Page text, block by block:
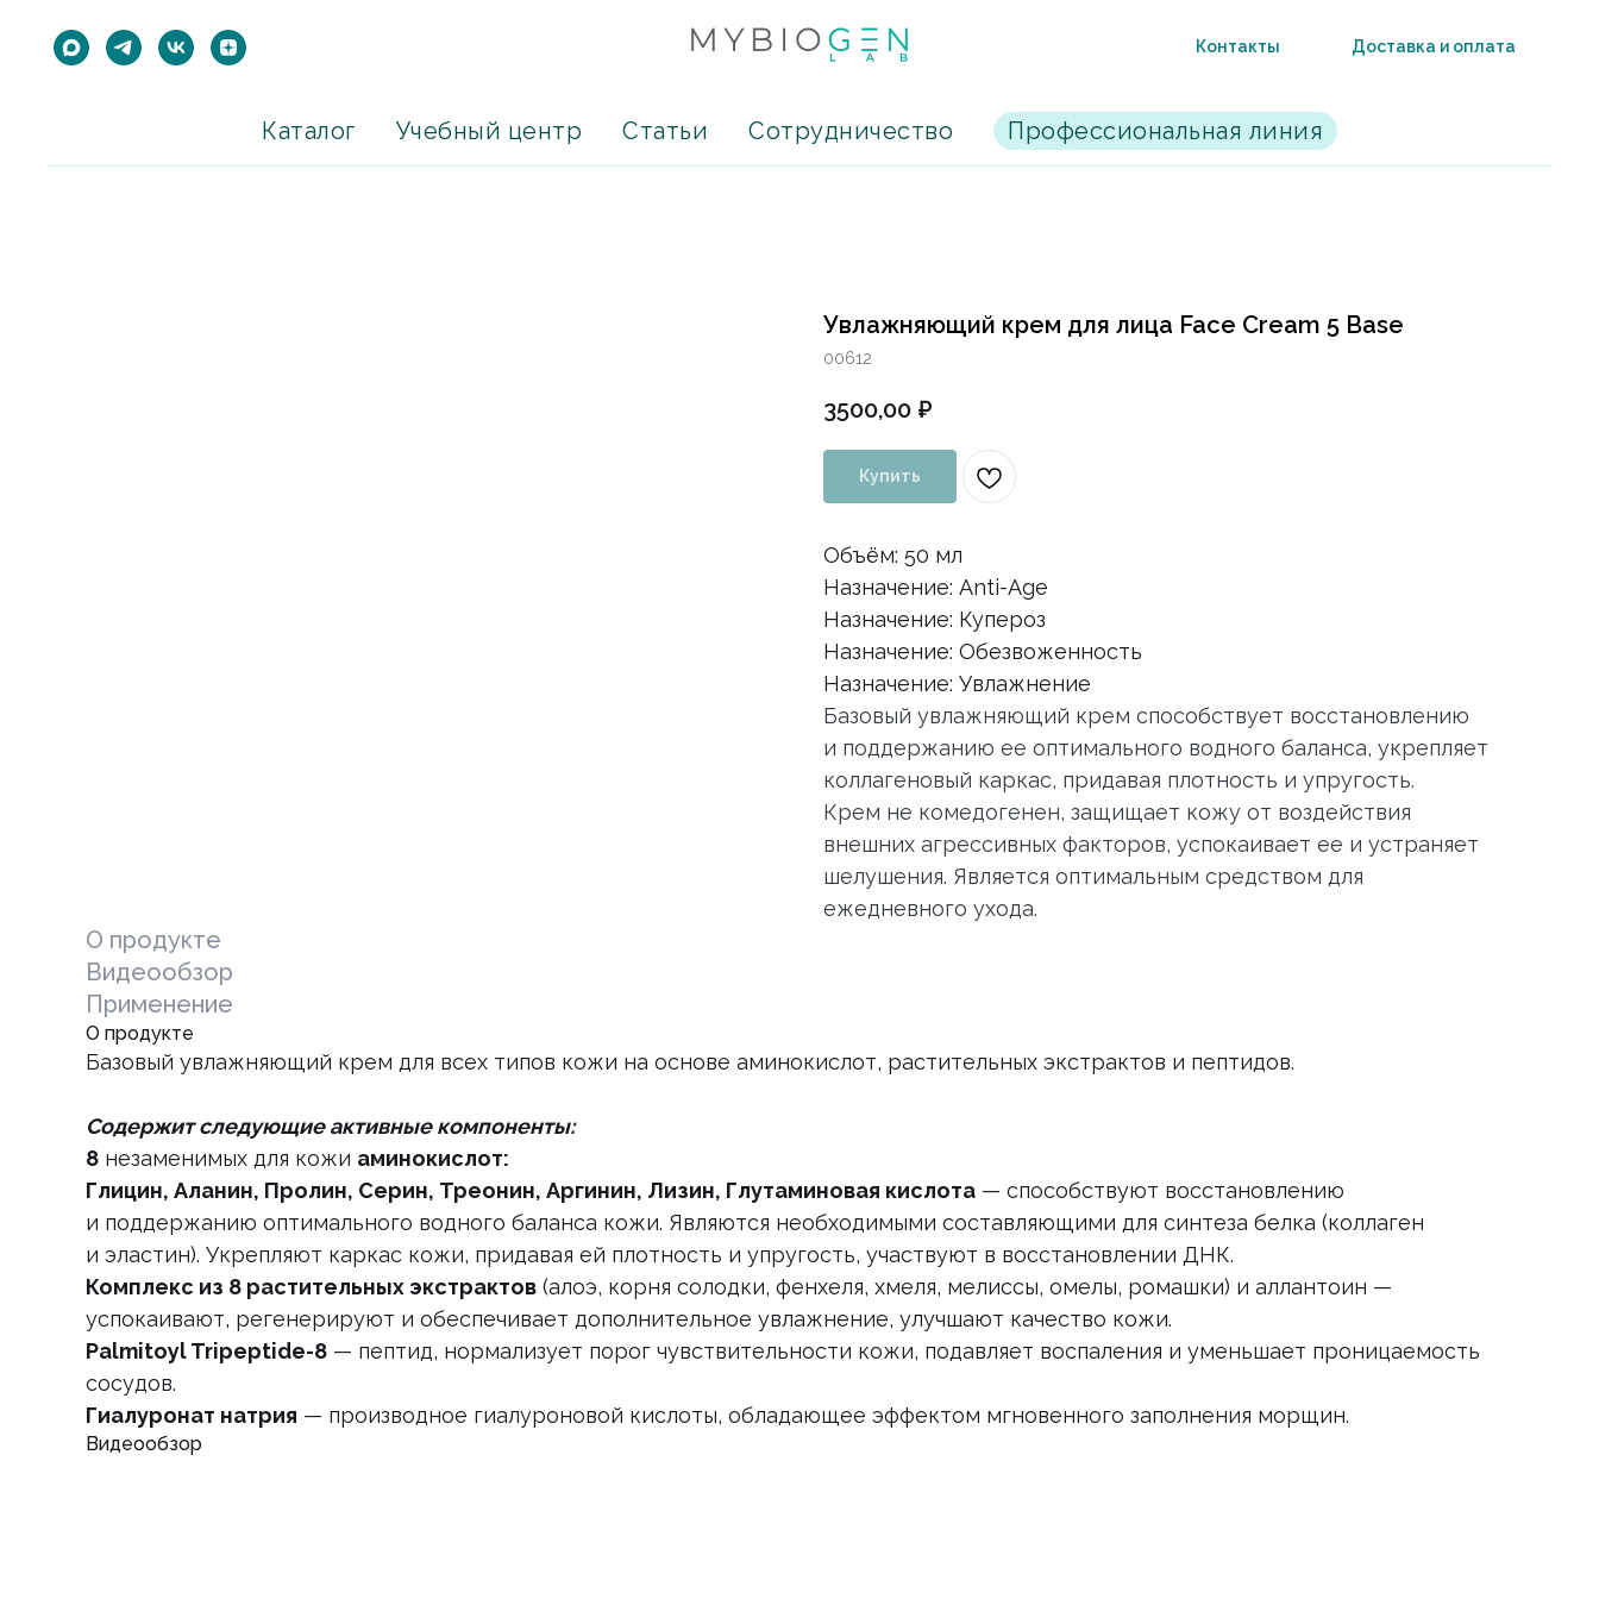
Контакты Доставка и оплата
Каталог Учебный центр Статьи Сотрудничество Профессиональная линия
Увлажняющий крем для лица Face Cream 5 Base
00612
3500,00 ₽
Купить
Базовый увлажняющий крем способствует восстановлению
и поддержанию ее оптимального водного баланса, укрепляет
коллагеновый каркас, придавая плотность и упругость.
Крем не комедогенен, защищает кожу от воздействия
внешних агрессивных факторов, успокаивает ее и устраняет
шелушения. Является оптимальным средством для
ежедневного ухода.
Объём: 50 мл
Назначение: Anti-Age
Назначение: Купероз
Назначение: Обезвоженность
Назначение: Увлажнение
О продукте
Видеообзор
Применение
О продукте
Базовый увлажняющий крем для всех типов кожи на основе аминокислот, растительных экстрактов и пептидов.
Содержит следующие активные компоненты:
8 незаменимых для кожи аминокислот:
Глицин, Аланин, Пролин, Серин, Треонин, Аргинин, Лизин, Глутаминовая кислота — способствуют восстановлению
и поддержанию оптимального водного баланса кожи. Являются необходимыми составляющими для синтеза белка (коллаген
и эластин). Укрепляют каркас кожи, придавая ей плотность и упругость, участвуют в восстановлении ДНК.
Комплекс из 8 растительных экстрактов (алоэ, корня солодки, фенхеля, хмеля, мелиссы, омелы, ромашки) и аллантоин —
успокаивают, регенерируют и обеспечивает дополнительное увлажнение, улучшают качество кожи.
Palmitoyl Tripeptide-8 — пептид, нормализует порог чувствительности кожи, подавляет воспаления и уменьшает проницаемость
сосудов.
Гиалуронат натрия — производное гиалуроновой кислоты, обладающее эффектом мгновенного заполнения морщин.
Видеообзор